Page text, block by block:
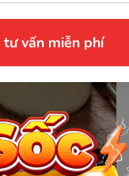
tư vấn miễn phí